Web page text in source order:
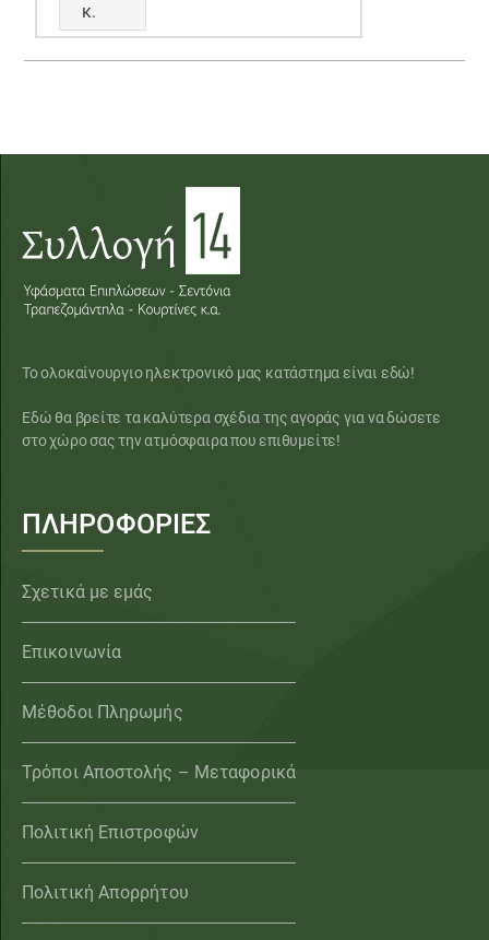
κ.
Το ολοκαίνουργιο ηλεκτρονικό μας κατάστημα είναι εδώ!
Εδώ θα βρείτε τα καλύτερα σχέδια της αγοράς για να δώσετε
στο χώρο σας την ατμόσφαιρα που επιθυμείτε!
ΠΛΗΡΟΦΟΡΙΕΣ
Σχετικά με εμάς
Επικοινωνία
Μέθοδοι Πληρωμής
Τρόποι Αποστολής – Μεταφορικά
Πολιτική Επιστροφών
Πολιτική Απορρήτου